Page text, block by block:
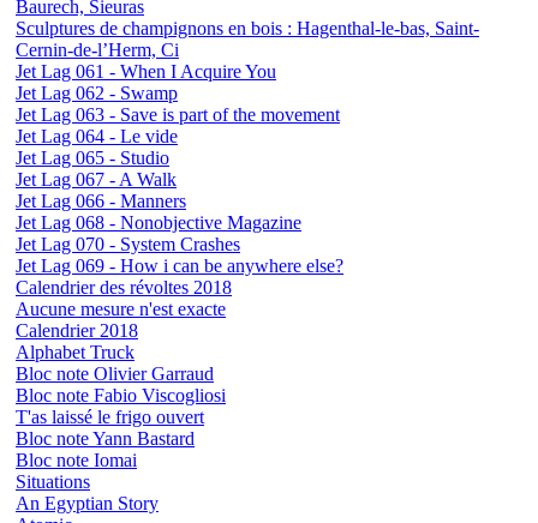
Baurech, Sieuras
Sculptures de champignons en bois : Hagenthal-le-bas, Saint-
Cernin-de-l’Herm, Ci
Jet Lag 061 - When I Acquire You
Jet Lag 062 - Swamp
Jet Lag 063 - Save is part of the movement
Jet Lag 064 - Le vide
Jet Lag 065 - Studio
Jet Lag 067 - A Walk
Jet Lag 066 - Manners
Jet Lag 068 - Nonobjective Magazine
Jet Lag 070 - System Crashes
Jet Lag 069 - How i can be anywhere else?
Calendrier des révoltes 2018
Aucune mesure n'est exacte
Calendrier 2018
Alphabet Truck
Bloc note Olivier Garraud
Bloc note Fabio Viscogliosi
T'as laissé le frigo ouvert
Bloc note Yann Bastard
Bloc note Iomai
Situations
An Egyptian Story